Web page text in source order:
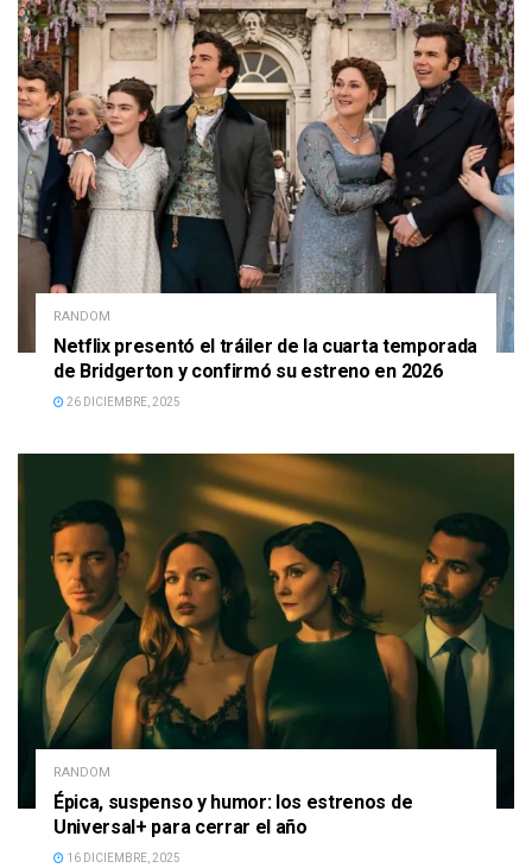
RANDOM
Netflix presentó el tráiler de la cuarta temporada
de Bridgerton y confirmó su estreno en 2026
26 DICIEMBRE, 2025
RANDOM
Épica, suspenso y humor: los estrenos de
Universal+ para cerrar el año
16 DICIEMBRE, 2025